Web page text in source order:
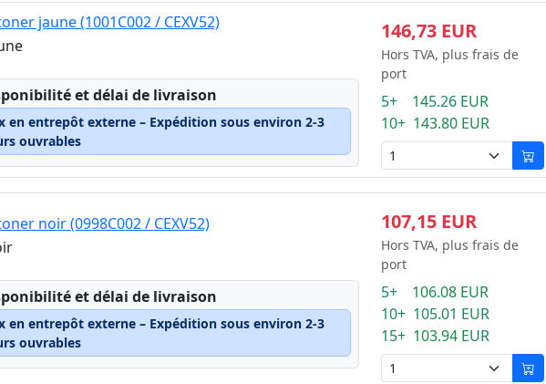
jaune (1001C002 / CEXV52)
et délai de livraison
en entrepôt externe – Expédition sous environ 2-3
ouvrables
146,73 EUR
Hors TVA, plus frais de
port
5+ 145.26 EUR
10+ 143.80 EUR
noir (0998C002 / CEXV52)
et délai de livraison
en entrepôt externe – Expédition sous environ 2-3
ouvrables
107,15 EUR
Hors TVA, plus frais de
port
5+ 106.08 EUR
10+ 105.01 EUR
15+ 103.94 EUR